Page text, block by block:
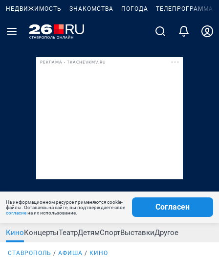
НЕДВИЖИМОСТЬ ЗНАКОМСТВА ПОГОДА ТЕЛЕПРОГРАММА
РЕКЛАМА • TKACHEVKMV.RU
На информационном ресурсе применяются cookie-
файлы. Оставаясь на сайте, вы подтверждаете свое
согласиена их использование.
Согласен
КиноКонцертыТеатрДетямСпортВыставкиДругое
СТАВРОПОЛЬ АФИША КИНО